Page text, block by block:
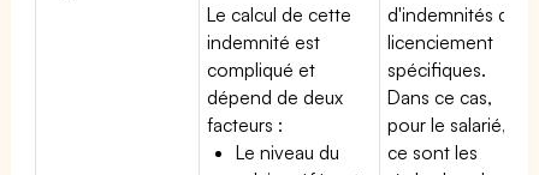
Le calcul de cette
indemnité est
compliqué et
dépend de deux
facteurs :
Le niveau du
d'indemnités de
licenciement
spécifiques.
Dans ce cas,
pour le salarié,
ce sont les